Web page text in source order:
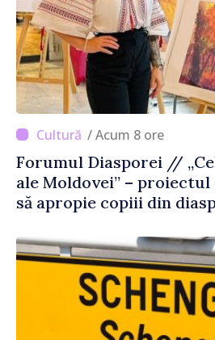
/ Acum 8 ore
Forumul Diasporei //
ale Moldovei” –
să apropie copiii din